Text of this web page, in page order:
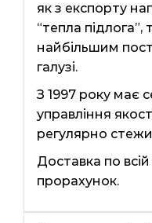
як з експорту
“тепла підлога”,
найбільшим
галузі.
З 1997 року має
управління
регулярно
Доставка по
прорахунок.